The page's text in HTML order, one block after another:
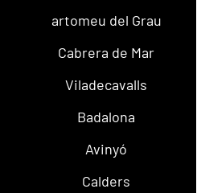
artomeu del Grau
Cabrera de Mar
Viladecavalls
Badalona
Avinyó
Calders